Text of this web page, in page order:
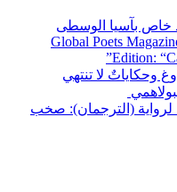
خاص بآسيا الوسطى
Global Poets
Edition:
وحكاياتٌ لا تنتهي
لرواية (الترجمان): صخب